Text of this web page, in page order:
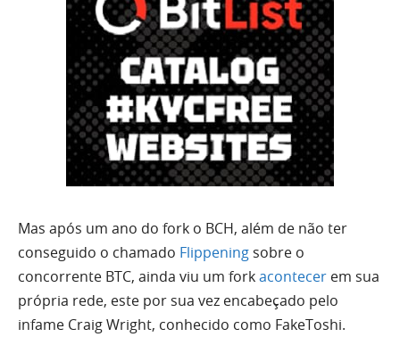
Mas após um ano do fork o BCH, além de não ter
conseguido o chamado Flippening sobre o
concorrente BTC, ainda viu um forkacontecer em sua
própria rede, este por sua vez encabeçado pelo
infame Craig Wright, conhecido como FakeToshi.